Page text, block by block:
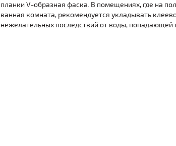
планки V-образная фаска. В помещениях, где на
ванная комната, рекомендуется укладывать
нежелательных последствий от воды, попадающей